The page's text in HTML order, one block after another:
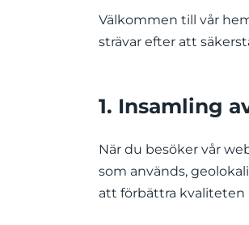
Välkommen till vår
strävar efter att
1. Insamling
När du besöker vår
som används,
att förbättra kvaliteten